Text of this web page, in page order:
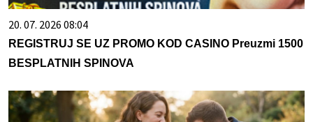
20. 07. 2026 08:04
REGISTRUJ SE UZ PROMO KOD CASINO Preuzmi 1500
BESPLATNIH SPINOVA